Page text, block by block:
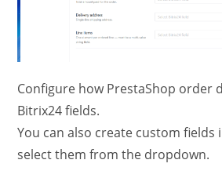
Configure how PrestaShop order
Bitrix24 fields.
You can also create custom fields
select them from the dropdown.